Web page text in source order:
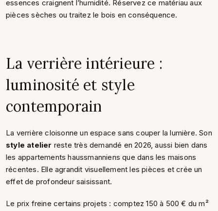
essences craignent l’humidité. Réservez ce matériau aux
pièces sèches ou traitez le bois en conséquence.
La verrière intérieure :
luminosité et style
contemporain
La verrière cloisonne un espace sans couper la lumière. Son
style atelier reste très demandé en 2026, aussi bien dans
les appartements haussmanniens que dans les maisons
récentes. Elle agrandit visuellement les pièces et crée un
effet de profondeur saisissant.
Le prix freine certains projets : comptez 150 à 500 € du m²